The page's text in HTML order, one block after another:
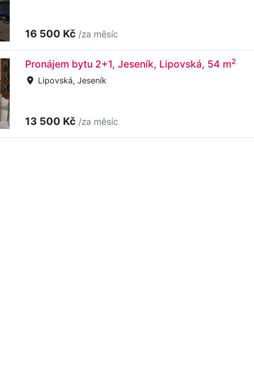
16 500 Kč /za měsíc
Pronájem bytu 2+1, Jeseník, Lipovská, 54 m2
Lipovská, Jeseník
13 500 Kč /za měsíc